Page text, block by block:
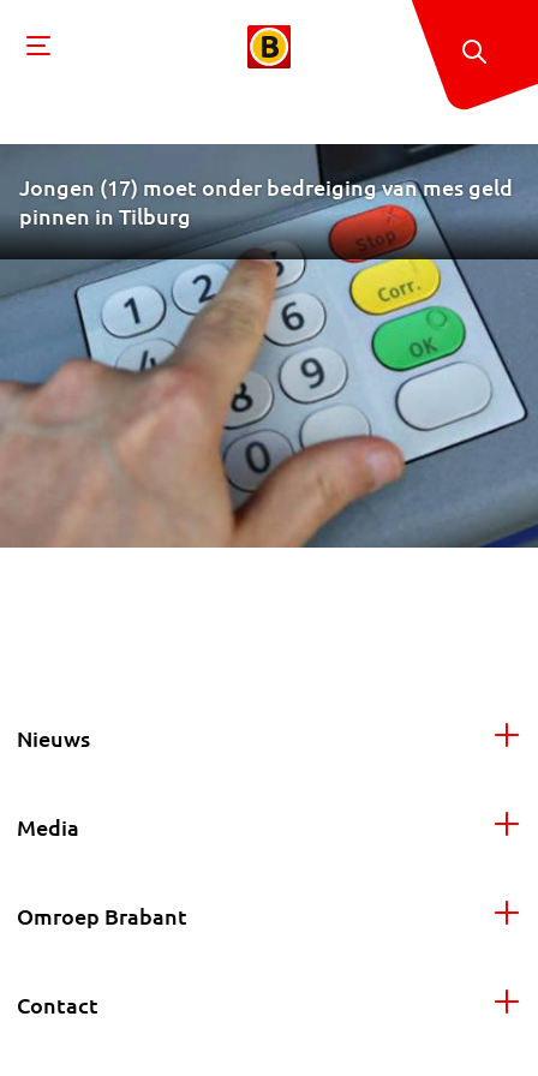
Jongen (17) moet onder bedreiging van mes geld
pinnen in Tilburg
Nieuws
Media
Omroep Brabant
Contact